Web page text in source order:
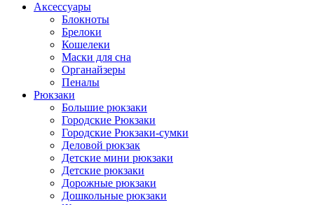
Аксессуары
Блокноты
Брелоки
Кошелеки
Маски для сна
Органайзеры
Пеналы
Рюкзаки
Большие рюкзаки
Городские Рюкзаки
Городские Рюкзаки-сумки
Деловой рюкзак
Детские мини рюкзаки
Детские рюкзаки
Дорожные рюкзаки
Дошкольные рюкзаки